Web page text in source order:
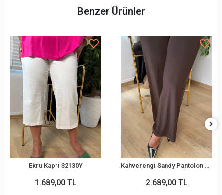
Benzer Ürünler
Ekru Kapri 32130Y
1.689,00 TL
Kahverengi Sandy Pantolon 32051Y
2.689,00 TL